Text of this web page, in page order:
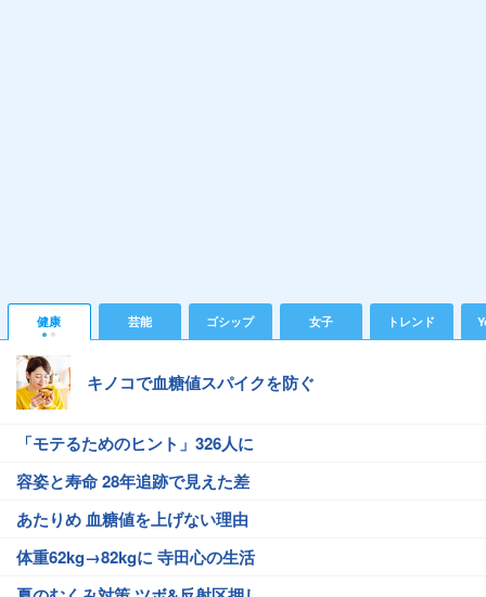
健康 芸能 ゴシップ 女子 トレンド
キノコで血糖値スパイクを防ぐ
「モテるためのヒント」326人に
容姿と寿命 28年追跡で見えた差
あたりめ 血糖値を上げない理由
体重62kg→82kgに 寺田心の生活